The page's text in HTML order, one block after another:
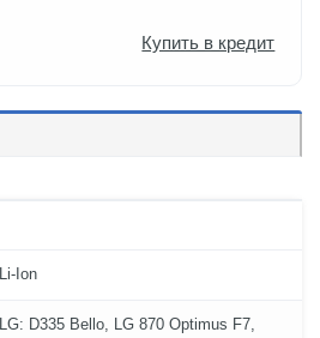
Купить в кредит
Li-Ion
LG: D335 Bello, LG 870 Optimus F7,